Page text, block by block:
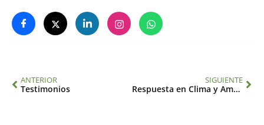
ANTERIOR
Testimonios
SIGUIENTE
Respuesta en Clima y Ambiente para la Salud en las Américas – Del conocimiento y la formación transdisciplinarios a las políticas públicas